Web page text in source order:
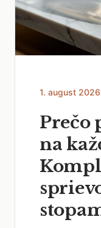
1. august 2026
Prečo
na